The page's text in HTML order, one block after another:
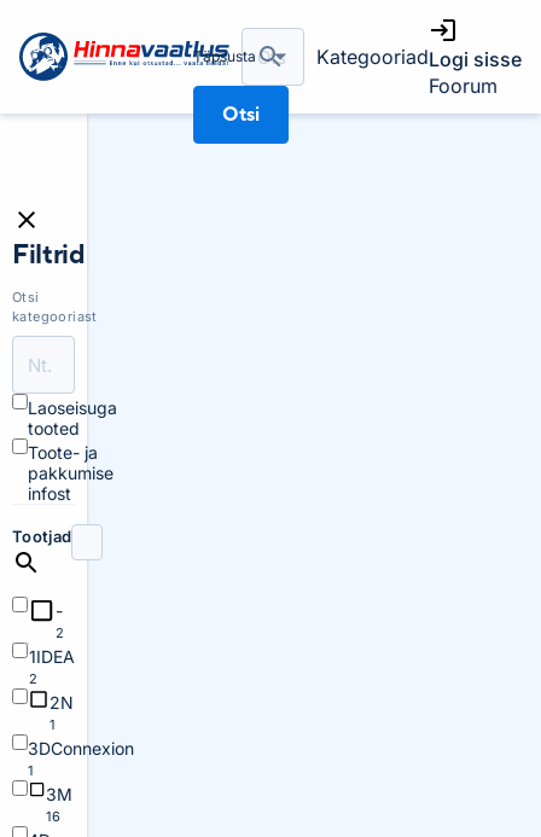
Täpsusta
Otsi
KategooriadLogi sisse
Foorum
Filtrid
Otsi
kategooriast
Laoseisuga
tooted
Toote- ja
pakkumise
infost
Tootjad
-
2
1IDEA
2
2N
1
3DConnexion
1
3M
16